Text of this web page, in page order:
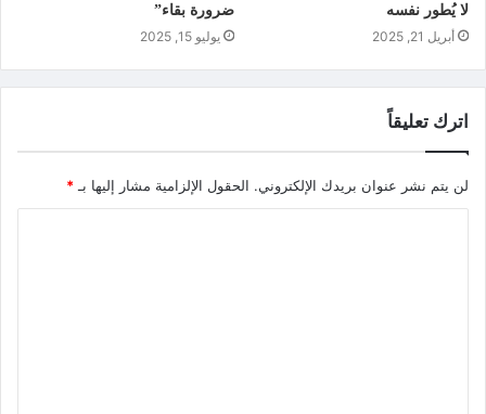
لا يُطور نفسه
أبريل 21, 2025
ضرورة بقاء”
يوليو 15, 2025
اترك تعليقاً
لن يتم نشر عنوان بريدك الإلكتروني. الحقول الإلزامية مشار إليها بـ *